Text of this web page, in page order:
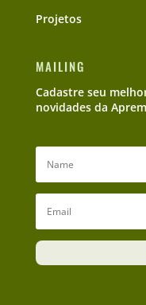
Projetos
MAILING
Cadastre seu
novidades da